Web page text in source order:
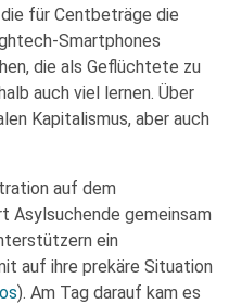
für Centbeträge die
Smartphones
die als Geflüchtete zu
auch viel lernen. Über
Kapitalismus, aber auch
auf dem
gemeinsam
ein
auf ihre prekäre Situation
). Am Tag darauf kam es